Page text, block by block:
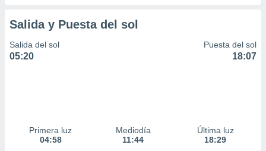
Salida y Puesta del sol
Salida del sol
05:20
Puesta del sol
18:07
Primera luz
04:58
Mediodía
11:44
Última luz
18:29